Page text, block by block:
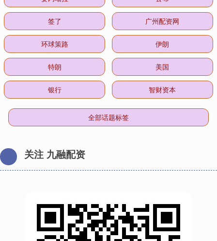
签了 广州配资网
环球策路 伊朗
特朗 美国
银行 智财资本
全部话题标签
关注 九融配资